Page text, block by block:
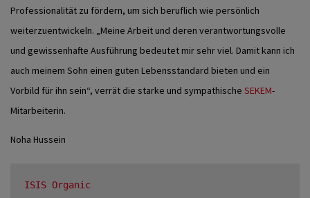
Professionalität zu fördern, um sich beruflich wie persönlich
weiterzuentwickeln. „Meine Arbeit und deren verantwortungsvolle
und gewissenhafte Ausführung bedeutet mir sehr viel. Damit kann ich
auch meinem Sohn einen guten Lebensstandard bieten und ein
Vorbild für ihn sein“, verrät die starke und sympathische SEKEM-
Mitarbeiterin.
Noha Hussein
ISIS Organic